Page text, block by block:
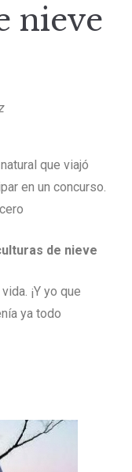
nieve
que viajó
en un concurso.
de nieve
¡Y yo que
ya todo